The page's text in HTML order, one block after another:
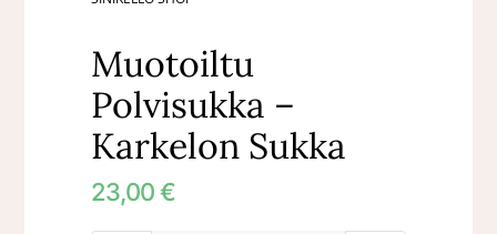
Muotoiltu
Polvisukka –
Karkelon Sukka
23,00€